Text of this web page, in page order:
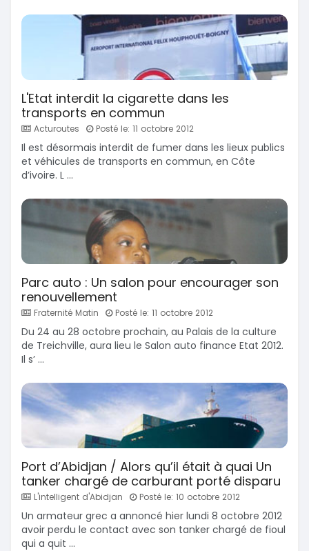
L'Etat interdit la cigarette dans les
transports en commun
Acturoutes Posté le: 11 octobre 2012
Il est désormais interdit de fumer dans les lieux publics
et véhicules de transports en commun, en Côte
d’ivoire. L ...
Parc auto : Un salon pour encourager son
renouvellement
Fraternité Matin Posté le: 11 octobre 2012
Du 24 au 28 octobre prochain, au Palais de la culture
de Treichville, aura lieu le Salon auto finance Etat 2012.
Il s’ ...
Port d’Abidjan / Alors qu’il était à quai Un
tanker chargé de carburant porté disparu
L'intelligent d'Abidjan Posté le: 10 octobre 2012
Un armateur grec a annoncé hier lundi 8 octobre 2012
avoir perdu le contact avec son tanker chargé de fioul
qui a quit ...